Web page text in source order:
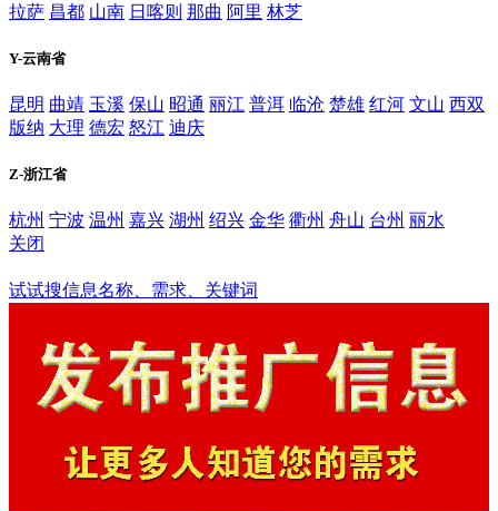
拉萨 昌都 山南 日喀则 那曲 阿里 林芝
Y-云南省
昆明 曲靖 玉溪 保山 昭通 丽江 普洱 临沧 楚雄 红河 文山 西双
版纳 大理 德宏 怒江 迪庆
Z-浙江省
杭州 宁波 温州 嘉兴 湖州 绍兴 金华 衢州 舟山 台州 丽水
关闭
试试搜信息名称、需求、关键词